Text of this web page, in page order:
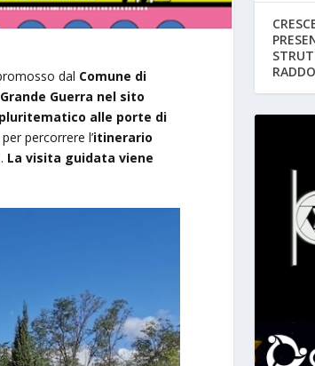
dal Comune di
Guerra nel sito
alle porte di
percorrere l’itinerario
La visita guidata viene